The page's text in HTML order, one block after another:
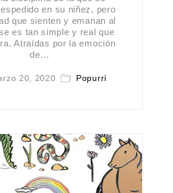
en su niñez, pero
que sienten y emanan al
es tan simple y real que
Atraídas por la emoción
de…
20, 2020 Popurrí